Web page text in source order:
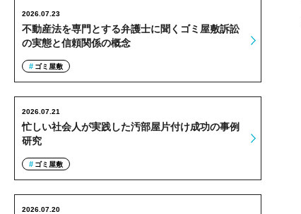
不動産法を専門とする弁護士に聞くゴミ屋敷訴訟
の実態と信頼関係の概念
2026.07.23
ゴミ屋敷
忙しい社会人が実践した汚部屋片付け成功の事例
研究
2026.07.21
ゴミ屋敷
2026.07.20